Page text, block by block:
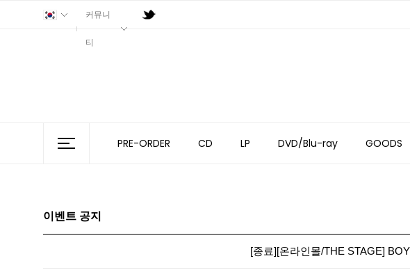
커뮤니
티
PRE-ORDER CD LP DVD/Blu-ray GOODS
이벤트 공지
[종료][온라인몰/THE STAGE]